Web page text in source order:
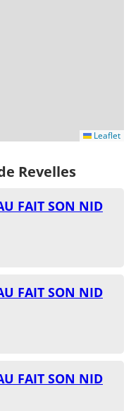
Leaflet
Revelles
FAIT SON NID
FAIT SON NID
FAIT SON NID